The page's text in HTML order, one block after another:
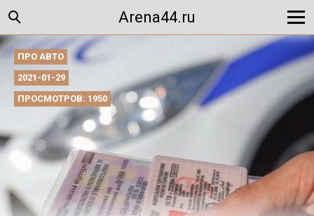
Arena44.ru
ПРО АВТО
2021-01-29
ПРОСМОТРОВ: 1950